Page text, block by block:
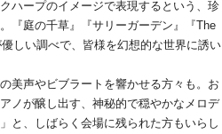
ハープのイメージで表現するという、珍
『庭の千草』『サリーガーデン』『The
しい調べで、皆様を幻想的な世界に誘い
美声やビブラートを響かせる方々も。お
ノが醸し出す、神秘的で穏やかなメロデ
と、しばらく会場に残られた方もいらし